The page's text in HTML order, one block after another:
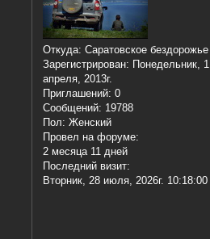
Откуда: Саратовское бездорожье
Зарегистрирован: Понедельник, 1
апреля, 2013г.
Приглашений: 0
Сообщений: 19788
Пол: Женский
Провел на форуме:
2 месяца 11 дней
Последний визит:
Вторник, 28 июля, 2026г. 10:18:00